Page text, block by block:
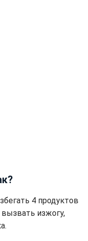
4 продуктов
вызвать изжогу,